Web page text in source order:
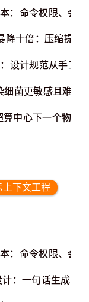
：命令权限、会
降十倍：压缩提示
设计规范从手工
细菌更敏感且难产
中心下一个物理
上下文工程
：命令权限、会
：一句话生成原